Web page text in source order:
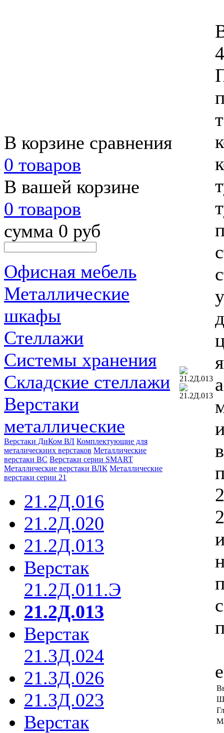
В корзине сравнения
0 товаров
В вашей корзине
0 товаров
сумма 0 руб
Офисная мебель
Металлические
шкафы
Стеллажи
Системы хранения
Складские стеллажи
Верстаки
металлические
Верстаки ДиКом ВЛ Комплектующие для
металическиих верстаков Металлические
верстаки ВС Верстаки серии SMART
Металлические верстаки ВЛК Металлические
верстаки серии 21
21.2Д.016
21.2Д.020
21.2Д.013
Верстак
21.2Д.011.Э
21.2Д.013
Верстак
21.3Д.024
21.3Д.026
21.3Д.023
Верстак